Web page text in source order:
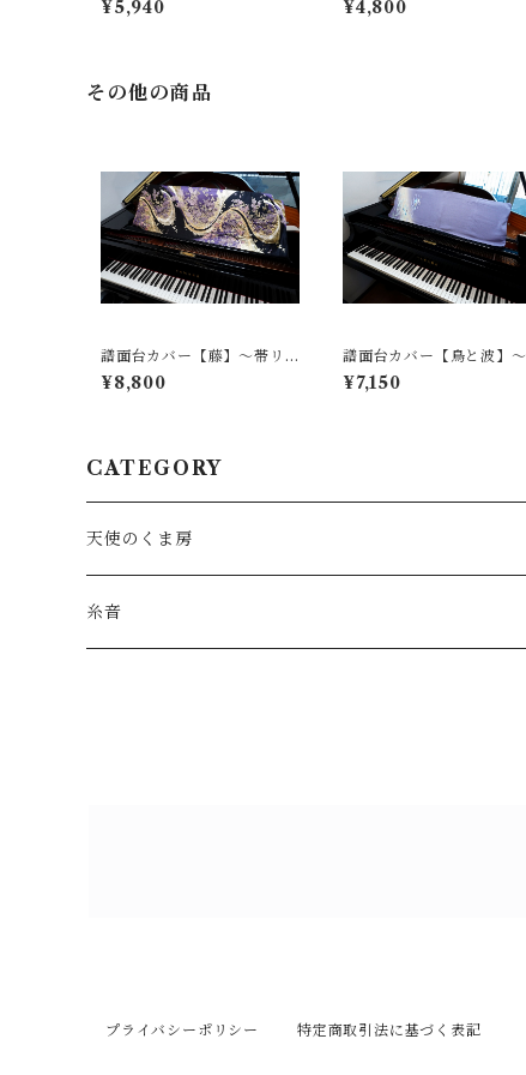
工×ゴルフマーカー＞
¥5,940 ¥4,800
その他の商品
譜面台カバー【藤】〜帯リ
メイク〜
¥8,800
譜面台カバー【鳥と波】〜
着物リメイク〜
¥7,150
CATEGORY
天使のくま房
糸音
プライバシーポリシー 特定商取引法に基づく表記